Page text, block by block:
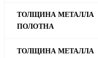
ТОЛЩИНА МЕТАЛЛА
ПОЛОТНА
ТОЛЩИНА МЕТАЛЛА